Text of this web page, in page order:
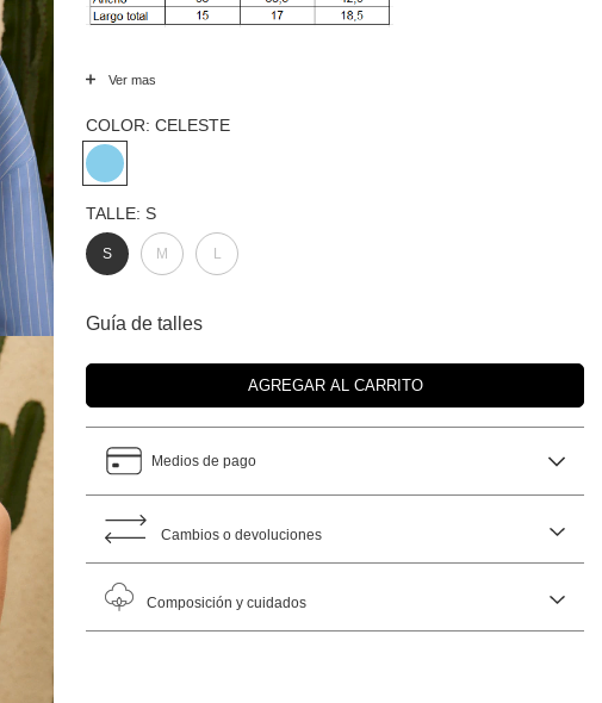
Ver mas
TALLE: S
S M L
COLOR: CELESTE
Guía de talles
Medios de pago
Cambios o devoluciones
Composición y cuidados